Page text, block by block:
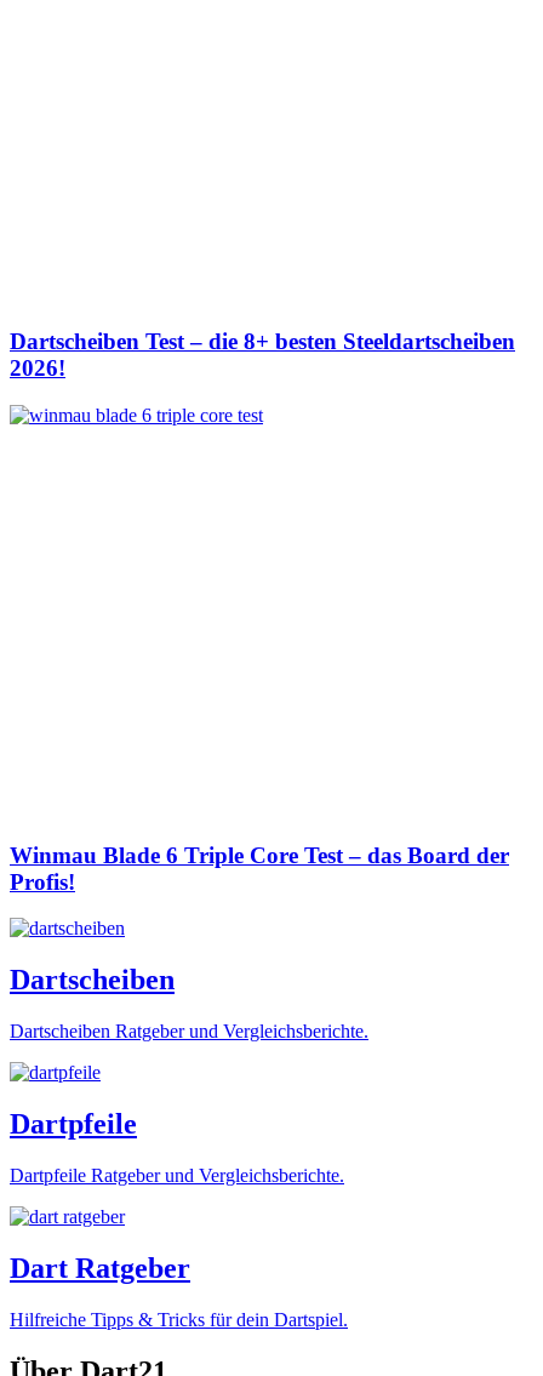
Dartscheiben Test – die 8+ besten Steeldartscheiben
2026!
Winmau Blade 6 Triple Core Test – das Board der
Profis!
Dartscheiben
Dartscheiben Ratgeber und Vergleichsberichte.
Dartpfeile
Dartpfeile Ratgeber und Vergleichsberichte.
Dart Ratgeber
Hilfreiche Tipps & Tricks für dein Dartspiel.